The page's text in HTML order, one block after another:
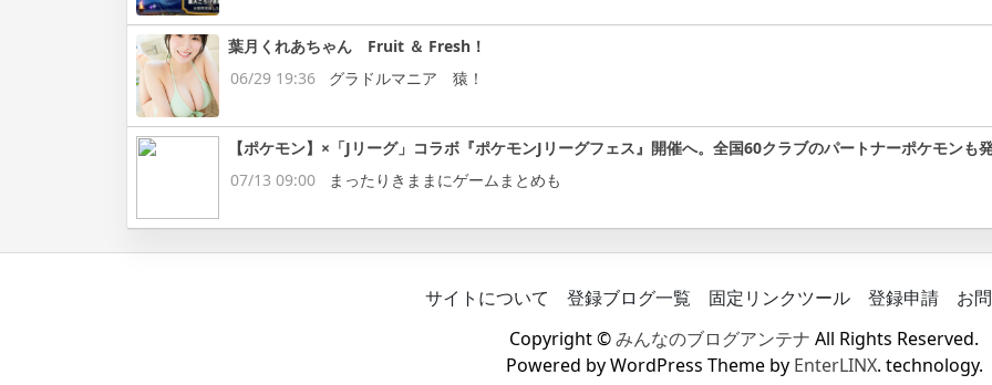
葉月くれあちゃん Fruit ＆ Fresh！
06/29 19:36
グラドルマニア 猿！
【ポケモン】×「Jリーグ」コラボ『ポケモンJリーグフェス』開催へ。全国60クラブのパートナーポケモンも
07/13 09:00
まったりきままにゲームまとめも
サイトについて 登録ブログ一覧 固定リンクツール 登録申請
お
Copyright ©みんなのブログアンテナ All Rights Reserved.
Powered by WordPress Theme by EnterLINX. technology.